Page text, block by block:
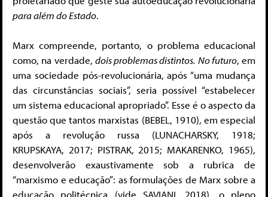
para além do Estado.
Marx compreende, portanto, o problema educacional
como, na verdade, dois problemas distintos. No futuro, em
uma sociedade pós-revolucionária, após “uma mudança
das circunstâncias sociais”, seria possível “estabelecer
um sistema educacional apropriado”. Esse é o aspecto da
questão que tantos marxistas (BEBEL, 1910), em especial
após a revolução russa (LUNACHARSKY, 1918;
KRUPSKAYA, 2017; PISTRAK, 2015; MAKARENKO, 1965),
desenvolverão exaustivamente sob a rubrica de
“marxismo e educação”: as formulações de Marx sobre a